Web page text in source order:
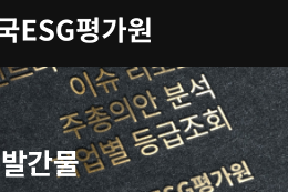
발간물